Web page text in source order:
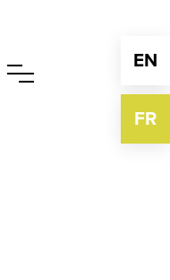
EN
FR